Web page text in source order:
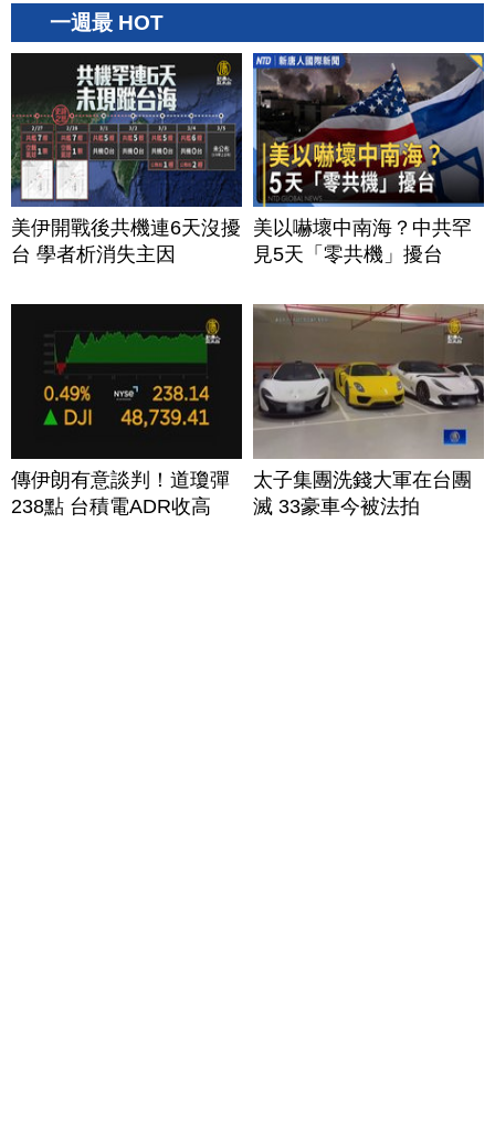
一週最 HOT
美伊開戰後共機連6天沒擾
台 學者析消失主因
美以嚇壞中南海？中共罕
見5天「零共機」擾台
傳伊朗有意談判！道瓊彈
238點 台積電ADR收高
太子集團洗錢大軍在台團
滅 33豪車今被法拍